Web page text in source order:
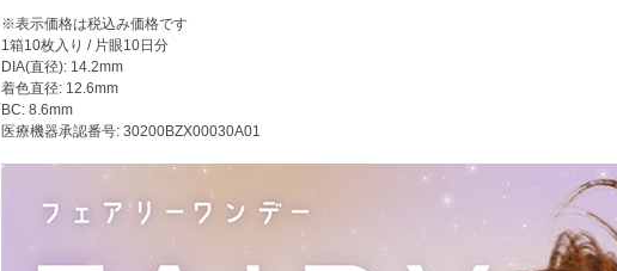
※表示価格は税込み価格です
1箱10枚入り / 片眼10日分
DIA(直径): 14.2mm
着色直径: 12.6mm
BC: 8.6mm
医療機器承認番号: 30200BZX00030A01